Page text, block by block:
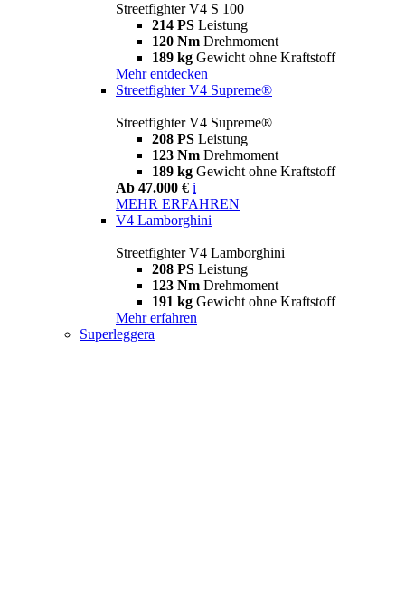
Streetfighter V4 S 100
214 PS Leistung
120 Nm Drehmoment
189 kg Gewicht ohne Kraftstoff
Mehr entdecken
Streetfighter V4 Supreme®
Streetfighter V4 Supreme®
208 PS Leistung
123 Nm Drehmoment
189 kg Gewicht ohne Kraftstoff
Ab 47.000 € i
MEHR ERFAHREN
V4 Lamborghini
Streetfighter V4 Lamborghini
208 PS Leistung
123 Nm Drehmoment
191 kg Gewicht ohne Kraftstoff
Mehr erfahren
Superleggera